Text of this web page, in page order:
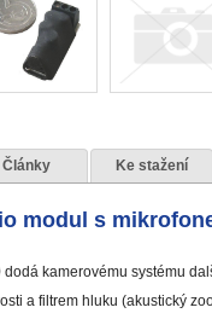
Články Ke stažení
modul s
kamerovému systému
a filtrem hluku (akustický